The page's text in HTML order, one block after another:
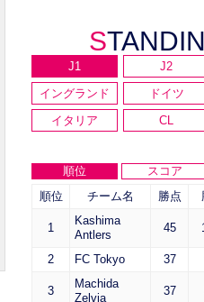
J1 J2
イングランド
ドイツ
イタリア
CL
順位 スコア
順位
チーム名 勝点
1
Kashima
Antlers
45
2 FC Tokyo 37
3
Machida
Zelvia
37